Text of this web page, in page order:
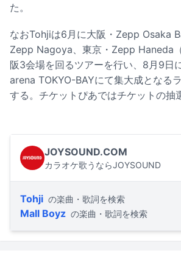
た。
なおTohjiは6月に大阪・Zepp Osaka
Zepp Nagoya、東京・Zepp Haneda
阪3会場を回るツアーを行い、8月9日
arena TOKYO-BAYにて集大成となる
する。チケットぴあではチケットの抽
JOYSOUND.COM
カラオケ歌うならJOYSOUND
Tohji の楽曲・歌詞を検索
Mall Boyz の楽曲・歌詞を検索